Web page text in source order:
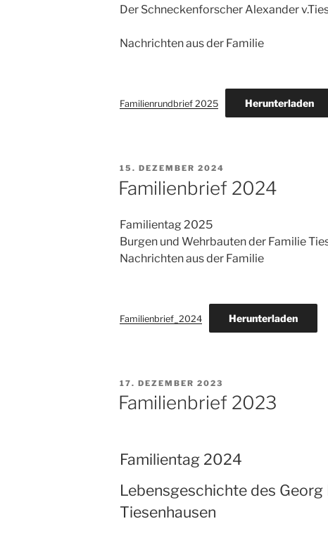
Der Schneckenforscher Alexander
Nachrichten aus der Familie
Familienrundbrief 2025 Herunterladen
VERÖFFENTLICHT
AM
15. DEZEMBER 2024
Familienbrief 2024
Familientag 2025
Burgen und Wehrbauten der Familie
Nachrichten aus der Familie
Familienbrief_2024 Herunterladen
VERÖFFENTLICHT
AM
17. DEZEMBER 2023
Familienbrief 2023
Familientag 2024
Lebensgeschichte des Georg
Tiesenhausen